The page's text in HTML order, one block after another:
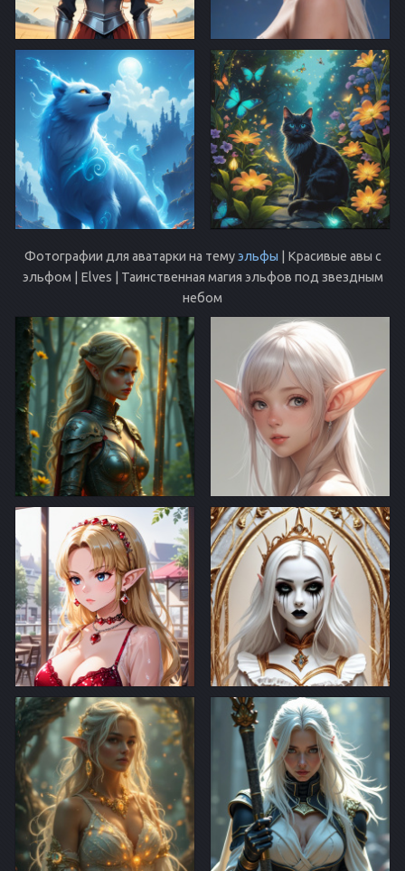
Фотографии для аватарки на темуэльфы | Красивые авы с
эльфом | Elves | Таинственная магия эльфов под звездным
небом